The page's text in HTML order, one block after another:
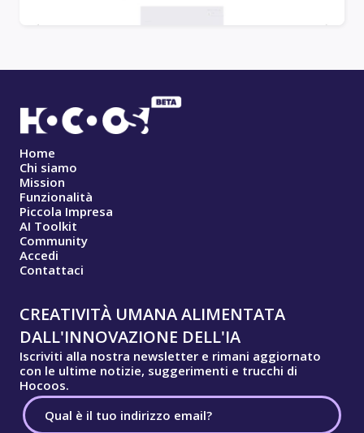
Home
Chi siamo
Mission
Funzionalità
Piccola Impresa
AI Toolkit
Community
Accedi
Contattaci
CREATIVITÀ UMANA ALIMENTATA
DALL'INNOVAZIONE DELL'IA
Iscriviti alla nostra newsletter e rimani aggiornato
con le ultime notizie, suggerimenti e trucchi di
Hocoos.